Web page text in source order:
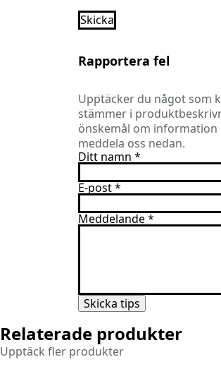
Rapportera fel
Upptäcker du något som
stämmer i
önskemål om information
meddela oss nedan.
Ditt namn *
E-post*
Meddelande*
Skicka tips
Relaterade produkter
Upptäck fler produkter